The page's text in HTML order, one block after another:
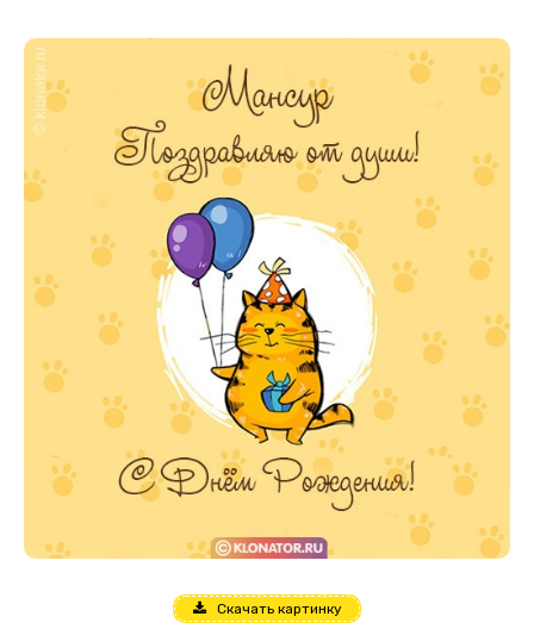
Скачать картинку